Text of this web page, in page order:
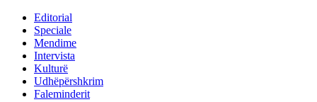
Editorial
Speciale
Mendime
Intervista
Kulturë
Udhëpërshkrim
Faleminderit